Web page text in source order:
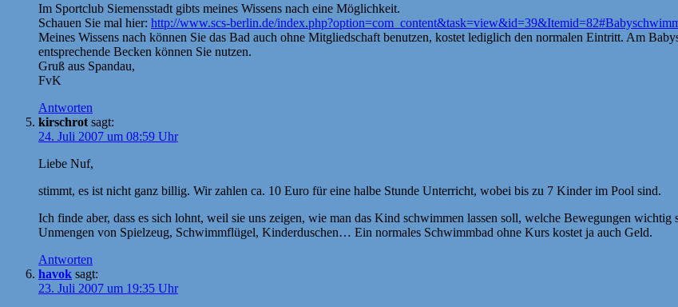
Im Sportclub Siemensstadt gibts meines Wissens nach eine Möglichkeit.
Schauen Sie mal hier: http://www.scs-berlin.de/
Meines Wissens nach können Sie das Bad auch ohne Mitgliedschaft benutzen, kostet lediglich den normalen Eintritt. Am
entsprechende Becken können Sie nutzen.
Gruß aus Spandau,
FvK
Antworten
kirschrot sagt:
24. Juli 2007 um 08:59 Uhr
Liebe Nuf,
stimmt, es ist nicht ganz billig. Wir zahlen ca. 10 Euro für eine halbe Stunde Unterricht, wobei bis zu 7 Kinder im Pool sind.
Ich finde aber, dass es sich lohnt, weil sie uns zeigen, wie man das Kind schwimmen lassen soll, welche Bewegungen
Unmengen von Spielzeug, Schwimmflügel, Kinderduschen… Ein normales Schwimmbad ohne Kurs kostet ja auch Geld.
Antworten
havok sagt:
23. Juli 2007 um 19:35 Uhr